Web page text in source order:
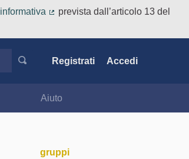
informativa
prevista dall’articolo 13 del
Registrati Accedi
Aiuto
gruppi